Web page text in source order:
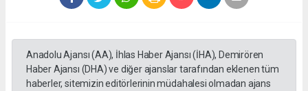
Anadolu Ajansı (AA), İhlas Haber Ajansı (İHA), Demirören
Haber Ajansı (DHA) ve diğer ajanslar tarafından eklenen tüm
haberler, sitemizin editörlerinin müdahalesi olmadan ajans